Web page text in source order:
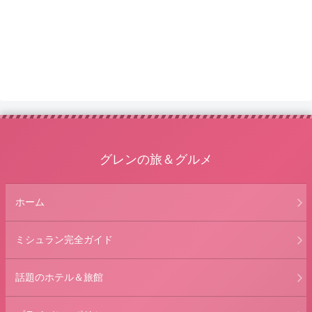
グレンの旅＆グルメ
ホーム
ミシュラン完全ガイド
話題のホテル＆旅館